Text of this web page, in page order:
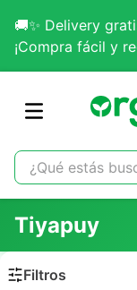
🚚✨ Delivery
¡Compra fácil y
¿Qué estás
1.
omega 3
2.
citrato
Tiyapuy